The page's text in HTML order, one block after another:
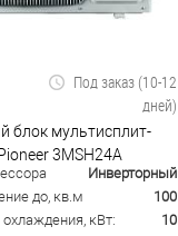
Под заказ (10-12
дней)
блок мультисплит-
3MSH24A
Инверторный
до, кв.м
100
кВт:
10